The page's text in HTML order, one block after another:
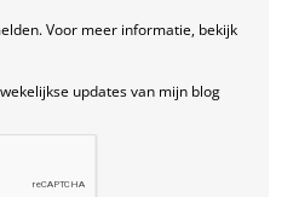
Voor meer informatie, bekijk
updates van mijn blog